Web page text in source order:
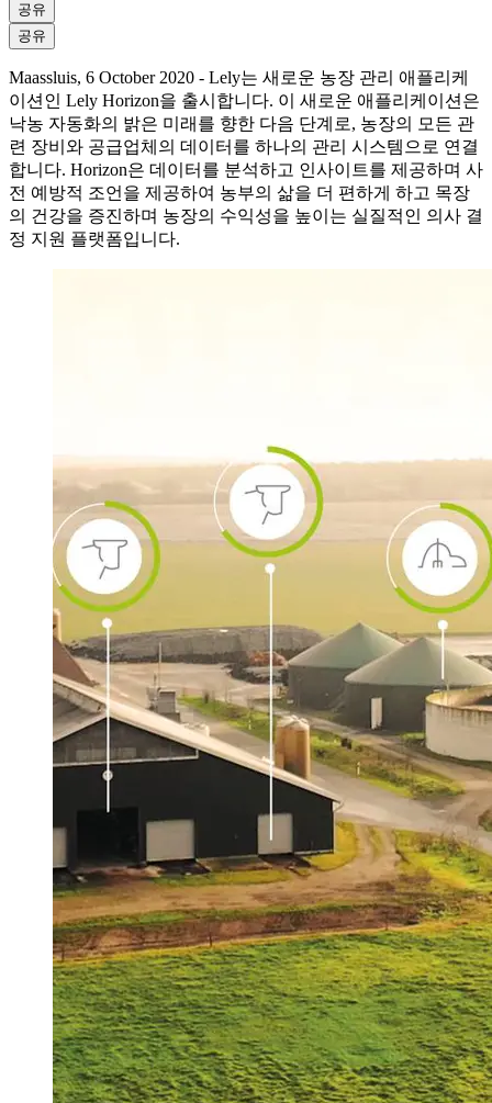
공유
공유
Maassluis, 6 October 2020 - Lely는 새로운 농장 관리 애플리케
이션인 Lely Horizon을 출시합니다. 이 새로운 애플리케이션은
낙농 자동화의 밝은 미래를 향한 다음 단계로, 농장의 모든 관
련 장비와 공급업체의 데이터를 하나의 관리 시스템으로 연결
합니다. Horizon은 데이터를 분석하고 인사이트를 제공하며 사
전 예방적 조언을 제공하여 농부의 삶을 더 편하게 하고 목장
의 건강을 증진하며 농장의 수익성을 높이는 실질적인 의사 결
정 지원 플랫폼입니다.